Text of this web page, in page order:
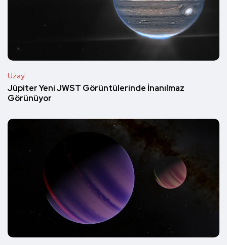
Uzay
Jüpiter Yeni JWST Görüntülerinde İnanılmaz
Görünüyor